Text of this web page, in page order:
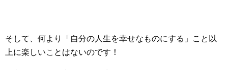
そして、何より「自分の人生を幸せなものにする」こと以
上に楽しいことはないのです！